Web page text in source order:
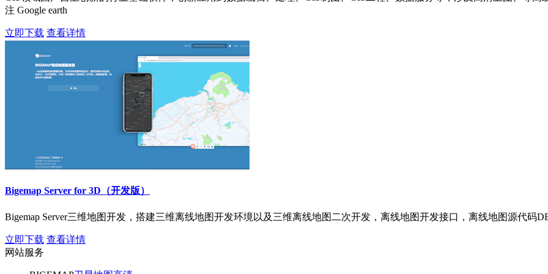
注 Google earth
立即下载 查看详情
Bigemap Server for 3D（开发版）
Bigemap Server三维地图开发，搭建三维离线地图开发环境以及三维离线地图二次开发，离线地图开发接口，离线地图源代码
立即下载 查看详情
网站服务